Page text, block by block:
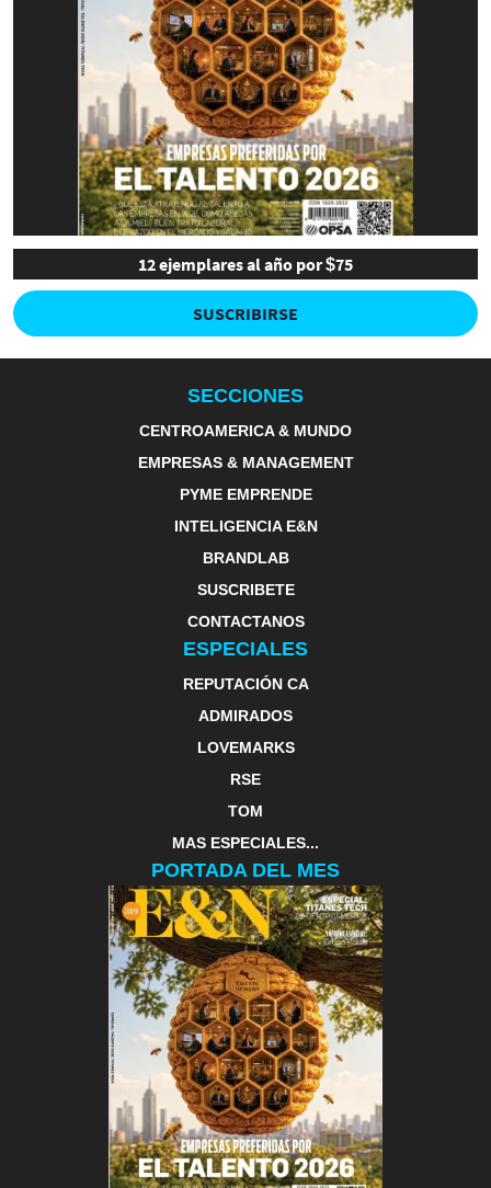
12 ejemplares al año por $75
SUSCRIBIRSE
SECCIONES
CENTROAMERICA & MUNDO
EMPRESAS & MANAGEMENT
PYME EMPRENDE
INTELIGENCIA E&N
BRANDLAB
SUSCRIBETE
CONTACTANOS
ESPECIALES
REPUTACIÓN CA
ADMIRADOS
LOVEMARKS
RSE
TOM
MAS ESPECIALES...
PORTADA DEL MES